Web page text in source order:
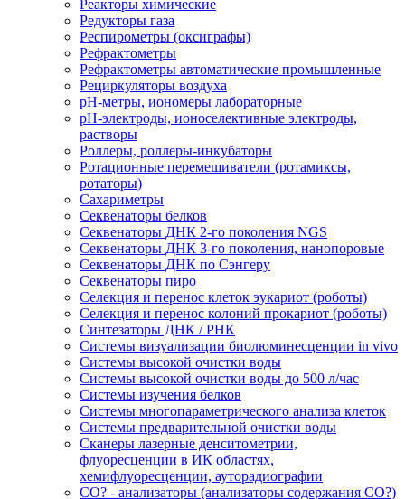
Реакторы химические
Редукторы газа
Респирометры (оксиграфы)
Рефрактометры
Рефрактометры автоматические промышленные
Рециркуляторы воздуха
рН-метры, иономеры лабораторные
рН-электроды, ионоселективные электроды,
растворы
Роллеры, роллеры-инкубаторы
Ротационные перемешиватели (ротамиксы,
ротаторы)
Сахариметры
Секвенаторы белков
Секвенаторы ДНК 2-го поколения NGS
Секвенаторы ДНК 3-го поколения, нанопоровые
Секвенаторы ДНК по Сэнгеру
Секвенаторы пиро
Селекция и перенос клеток эукариот (роботы)
Селекция и перенос колоний прокариот (роботы)
Синтезаторы ДНК / РНК
Системы визуализации биолюминесценции in vivo
Системы высокой очистки воды
Системы высокой очистки воды до 500 л/час
Системы изучения белков
Системы многопараметрического анализа клеток
Системы предварительной очистки воды
Сканеры лазерные денситометрии,
флуоресценции в ИК областях,
хемифлуоресценции, ауторадиографии
СО? - анализаторы (анализаторы содержания СО?)